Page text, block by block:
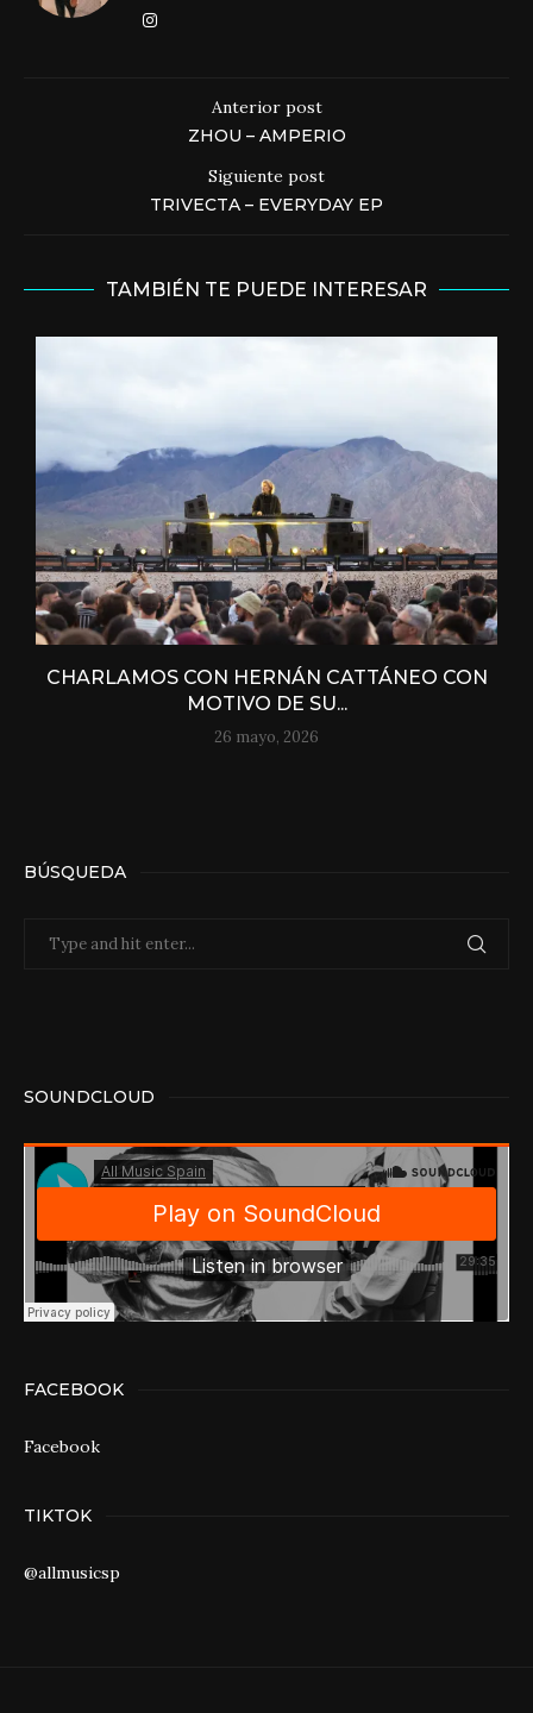
Anterior post
ZHOU – AMPERIO
Siguiente post
TRIVECTA – EVERYDAY EP
TAMBIÉN TE PUEDE INTERESAR
CHARLAMOS CON HERNÁN CATTÁNEO CON
MOTIVO DE SU...
26 mayo, 2026
BÚSQUEDA
SOUNDCLOUD
FACEBOOK
Facebook
TIKTOK
@allmusicsp